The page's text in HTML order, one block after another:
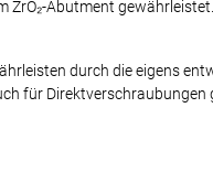
ZrO₂-Abutment gewährleistet.
durch die eigens
für Direktverschraubungen